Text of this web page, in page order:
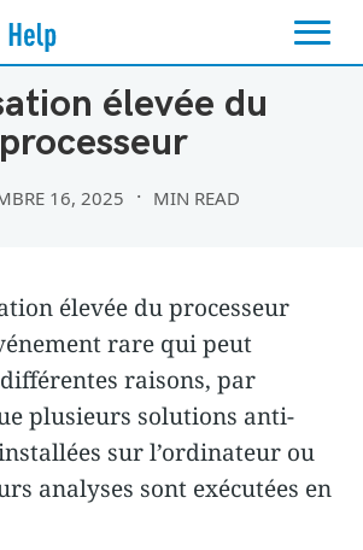
ET DIAGNOSTICS
élevée du
processeur
16, 2025 MIN READ
élevée du processeur
rare qui peut
raisons, par
plusieurs solutions anti-
sur l’ordinateur ou
analyses sont exécutées en